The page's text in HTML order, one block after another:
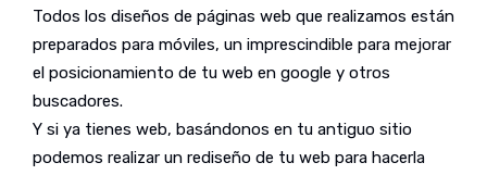
Todos los diseños de páginas web que realizamos están
preparados para móviles, un imprescindible para mejorar
el posicionamiento de tu web en google y otros
buscadores.
Y si ya tienes web, basándonos en tu antiguo sitio
podemos realizar un rediseño de tu web para hacerla